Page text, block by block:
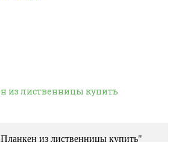
из лиственницы купить
из лиственницы купить"